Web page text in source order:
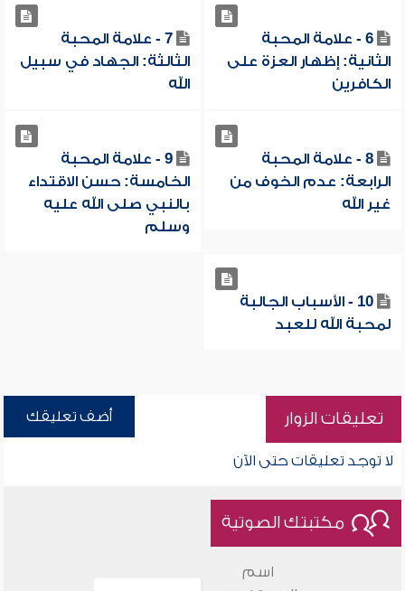
6 - علامة المحبة
الثانية: إظهار العزة على
الكافرين
7 - علامة المحبة
الثالثة: الجهاد في سبيل
الله
8 - علامة المحبة
الرابعة: عدم الخوف من
غير الله
9 - علامة المحبة
الخامسة: حسن الاقتداء
بالنبي صلى الله عليه
وسلم
10 - الأسباب الجالبة
لمحبة الله للعبد
تعليقات الزوار أضف تعليقك
لا توجد تعليقات حتى الآن
مكتبتك الصوتية
اسم